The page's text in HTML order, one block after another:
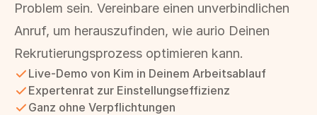
Problem sein. Vereinbare einen unverbindlichen
Anruf, um herauszufinden, wie aurio Deinen
Rekrutierungsprozess optimieren kann.
Live-Demo von Kim in Deinem Arbeitsablauf
Expertenrat zur Einstellungseffizienz
Ganz ohne Verpflichtungen